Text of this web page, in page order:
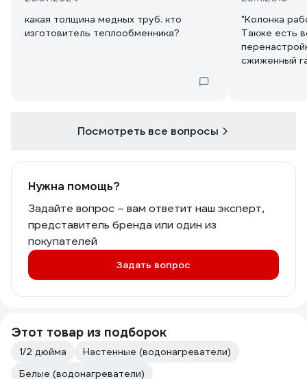
какая толщина медных труб. кто
изготовитель теплообменника?
"Колонка
Также есть
сжиженный
Посмотреть все вопросы
Нужна помощь?
Задайте вопрос – вам ответит наш эксперт,
представитель бренда или один из
покупателей
Задать вопрос
Этот товар из подборок
1/2 дюйма
Настенные (водонагреватели)
Белые (водонагреватели)